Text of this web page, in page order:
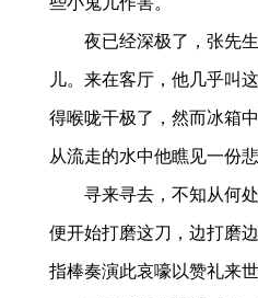
夜已经深极了，张先
儿。来在客厅，他几乎叫
得喉咙干极了，然而冰箱
从流走的水中他瞧见一份
寻来寻去，不知从何
便开始打磨这刀，边打磨
指棒奏演此哀嚎以赞礼来